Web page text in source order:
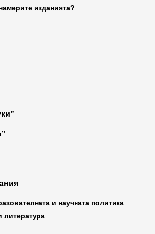
изданията?
и научната политика
литература